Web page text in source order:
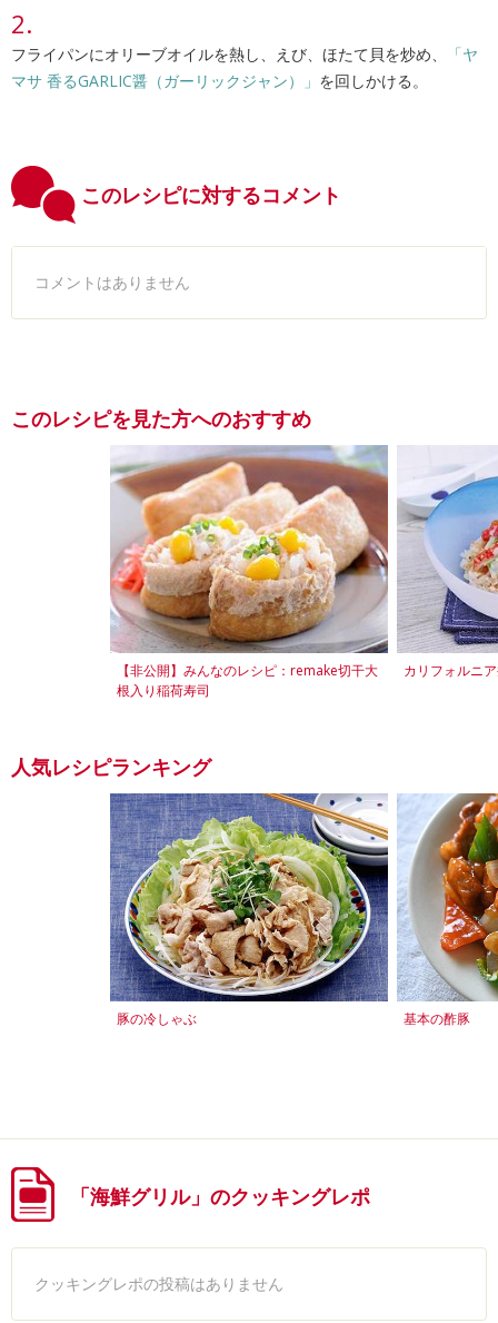
フライパンにオリーブオイルを熱し、えび、ほたて貝を炒め、
「ヤ
マサ 香るGARLIC醤（ガーリックジャン）」 を回しかける。
このレシピに対するコメント
コメントはありません
このレシピを見た方へのおすすめ
【非公開】みんなのレシピ：remake切干大
根入り稲荷寿司
カリフォルニ
人気レシピランキング
豚の冷しゃぶ 基本の酢豚
「海鮮グリル」のクッキングレポ
クッキングレポの投稿はありません